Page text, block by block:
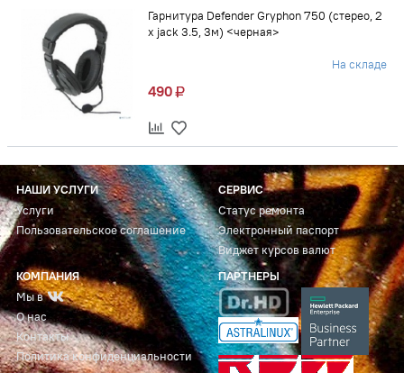
Гарнитура Defender Gryphon 750 (стерео, 2
x jack 3.5, 3м) <черная>
На складе
490
НАШИ УСЛУГИ
Услуги
Пользовательское соглашение
СЕРВИС
Статус ремонта
Электронный паспорт
Виджет курсов валют
КОМПАНИЯ
Мы в
О нас
Контакты
Политика конфиденциальности
ПАРТНЕРЫ